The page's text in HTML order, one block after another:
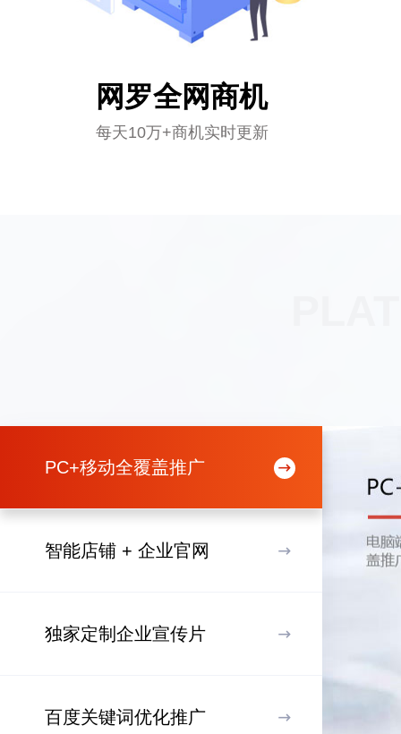
网罗全网商机
每天10万+商机实时更新
PC+移动全覆盖推广
智能店铺 + 企业官网
独家定制企业宣传片
百度关键词优化推广